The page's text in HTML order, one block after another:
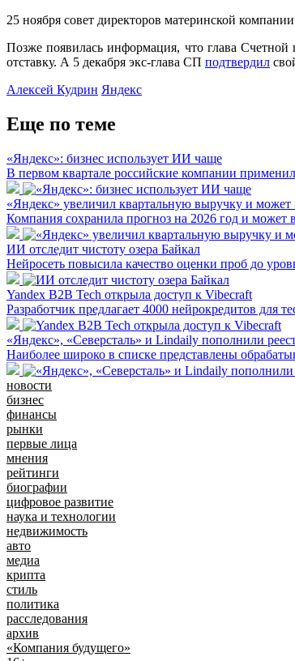
25 ноября совет директоров материнской
Позже появилась информация, что глава
отставку. А 5 декабря экс-глава СП подтвердил
Алексей Кудрин Яндекс
Еще по теме
«Яндекс»: бизнес использует ИИ чаще
В первом квартале российские компании
«Яндекс» увеличил квартальную выручку и
Компания сохранила прогноз на 2026 год и
ИИ отследит чистоту озера Байкал
Нейросеть повысила качество оценки проб до
Yandex B2B Tech открыла доступ к Vibecraft
Разработчик предлагает 4000 нейрокредитов для
«Яндекс», «Северсталь» и Lindaily пополнили
Наиболее широко в списке представлены
новости
бизнес
финансы
рынки
первые лица
мнения
рейтинги
биографии
цифровое развитие
наука и технологии
недвижимость
авто
медиа
крипта
стиль
политика
расследования
архив
«Компания будущего»